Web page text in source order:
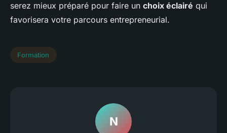
serez mieux préparé pour faire un choix éclairé qui
favorisera votre parcours entrepreneurial.
Formation
N